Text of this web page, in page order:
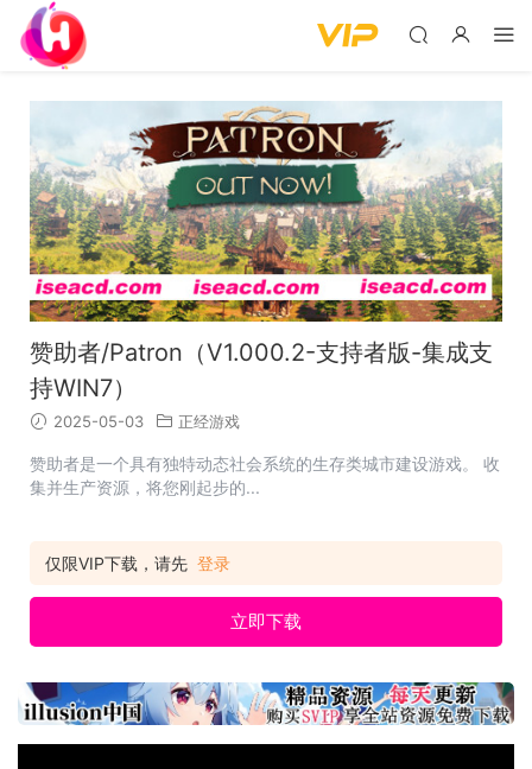
赞助者/Patron（V1.000.2-支持者版-集成支
持WIN7）
2025-05-03 正经游戏
赞助者是一个具有独特动态社会系统的生存类城市建设游戏。 收
集并生产资源，将您刚起步的...
仅限VIP下载，请先 登录
立即下载